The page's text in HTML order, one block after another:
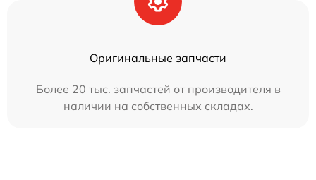
Оригинальные запчасти
Более 20 тыс. запчастей от производителя в
наличии на собственных складах.